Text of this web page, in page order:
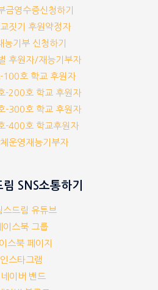
금영수증신청하기
짓기 후원약정자
능기부 신청하기
후원자/재능기부자
호 학교 후원자
-200호 학교 후원자
-300호 학교 후원자
-400호 학교후원자
운영재능기부자
SNS소통하기
스드림 유튜브
이스북 그룹
스북 페이지
인스타그램
네이버 밴드